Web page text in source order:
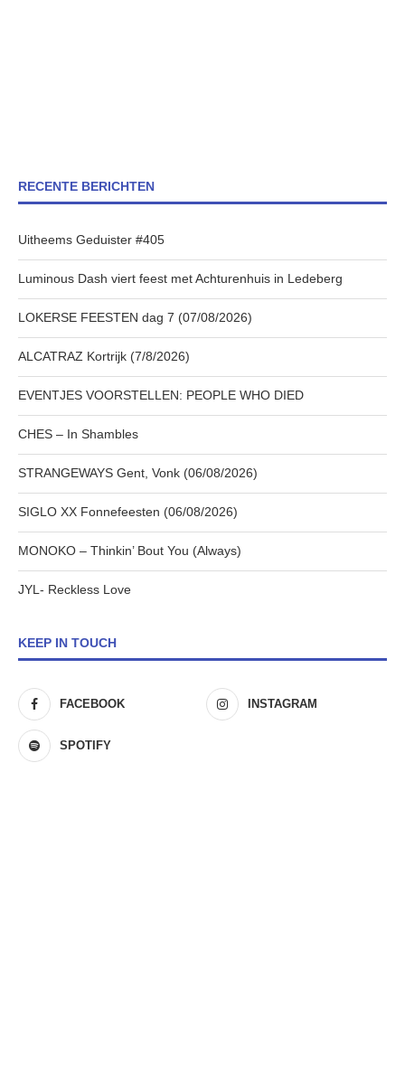
RECENTE BERICHTEN
Uitheems Geduister #405
Luminous Dash viert feest met Achturenhuis in Ledeberg
LOKERSE FEESTEN dag 7 (07/08/2026)
ALCATRAZ Kortrijk (7/8/2026)
EVENTJES VOORSTELLEN: PEOPLE WHO DIED
CHES – In Shambles
STRANGEWAYS Gent, Vonk (06/08/2026)
SIGLO XX Fonnefeesten (06/08/2026)
MONOKO – Thinkin’ Bout You (Always)
JYL- Reckless Love
KEEP IN TOUCH
FACEBOOK INSTAGRAM
SPOTIFY